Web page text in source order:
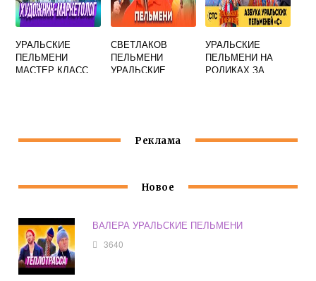
УРАЛЬСКИЕ
ПЕЛЬМЕНИ
МАСТЕР КЛАСС
СВЕТЛАКОВ
ПЕЛЬМЕНИ
УРАЛЬСКИЕ
УРАЛЬСКИЕ
ПЕЛЬМЕНИ НА
РОЛИКАХ ЗА
Реклама
Новое
ВАЛЕРА УРАЛЬСКИЕ ПЕЛЬМЕНИ
3640